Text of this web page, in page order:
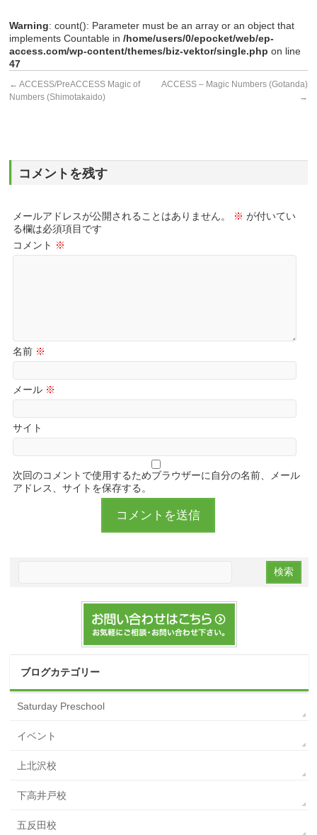
Warning: count(): Parameter must be an array or an object that
implements Countable in/home/users/0/epocket/web/ep-
access.com/wp-content/themes/biz-vektor/single.php on line
47
← ACCESS/PreACCESS Magic of
Numbers (Shimotakaido)
ACCESS – Magic Numbers (Gotanda)
→
コメントを残す
メールアドレスが公開されることはありません。 ※ が付いてい
る欄は必須項目です
コメント ※
名前 ※
メール ※
サイト
次回のコメントで使用するためブラウザーに自分の名前、メール
アドレス、サイトを保存する。
ブログカテゴリー
Saturday Preschool
イベント
上北沢校
下高井戸校
五反田校